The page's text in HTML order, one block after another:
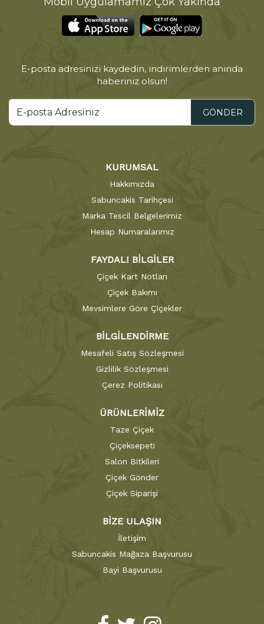
E-posta adresinizi kaydedin, indirimlerden anında
haberiniz olsun!
GÖNDER
KURUMSAL
Hakkımızda
Sabuncakis Tarihçesi
Marka Tescil Belgelerimiz
Hesap Numaralarımız
FAYDALI BİLGİLER
Çiçek Kart Notları
Çiçek Bakımı
Mevsimlere Göre Çiçekler
BİLGİLENDİRME
Mesafeli Satış Sözleşmesi
Gizlilik Sözleşmesi
Çerez Politikası
ÜRÜNLERİMİZ
Taze Çiçek
Çiçeksepeti
Salon Bitkileri
Çiçek Gönder
Çiçek Siparişi
BİZE ULAŞIN
İletişim
Sabuncakis Mağaza Başvurusu
Bayi Başvurusu